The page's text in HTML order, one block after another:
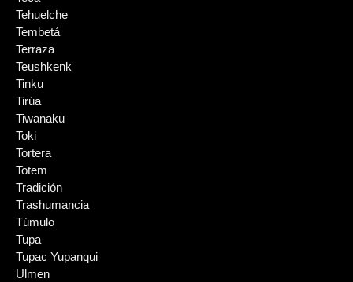
Tehuelche
Tembetá
Terraza
Teushkenk
Tinku
Tirúa
Tiwanaku
Toki
Tortera
Totem
Tradición
Trashumancia
Túmulo
Tupa
Tupac Yupanqui
Ulmen